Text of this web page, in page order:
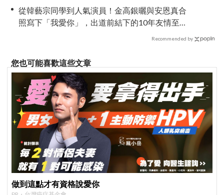
從韓藝宗同學到人氣演員！金高銀曬與安恩真合
照寫下「我愛你」，出道前結下的10年友情至今
Recommended by
您也可能喜歡這些文章
做到這點才有資格說愛你